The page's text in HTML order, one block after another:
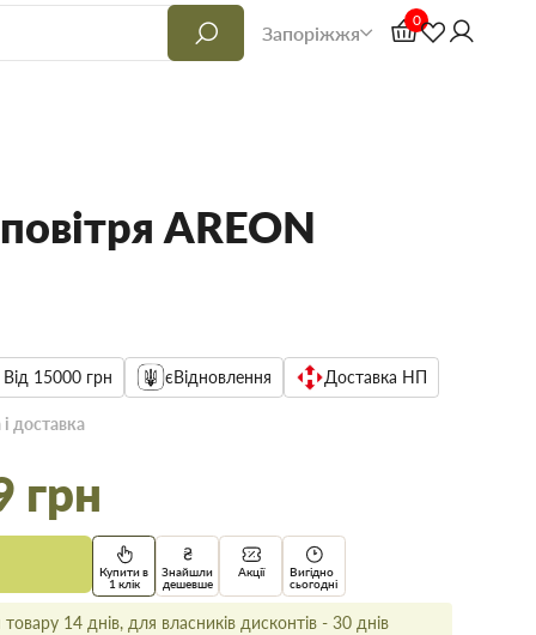
Запоріжжя
0
AREON
15000 грн єВідновлення Доставка НП
доставка
грн
Купити в
1 клік
Знайшли
дешевше
Акції
Вигідно
сьогодні
14 днів, для власників дисконтів - 30 днів